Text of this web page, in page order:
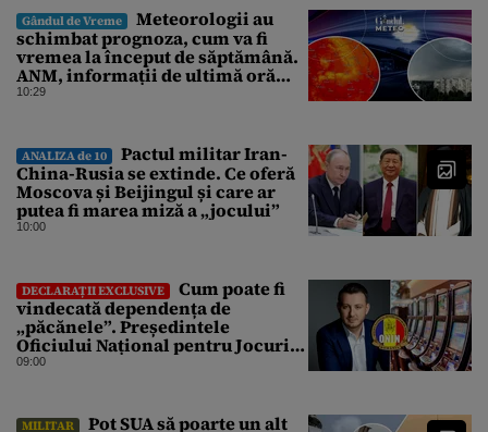
Gândul de Vreme
Meteorologii au
schimbat prognoza, cum va fi
vremea la început de săptămână.
ANM, informații de ultimă oră
pentru Gândul
10:29
ANALIZA de 10
Pactul militar Iran-
China-Rusia se extinde. Ce oferă
Moscova și Beijingul și care ar
putea fi marea miză a „jocului”
10:00
DECLARAȚII EXCLUSIVE
Cum poate fi
vindecată dependența de
„păcănele”. Președintele
Oficiului Național pentru Jocuri
de Noroc propune o ordonanță de
unică
09:00
MILITAR
Pot SUA să poarte un alt